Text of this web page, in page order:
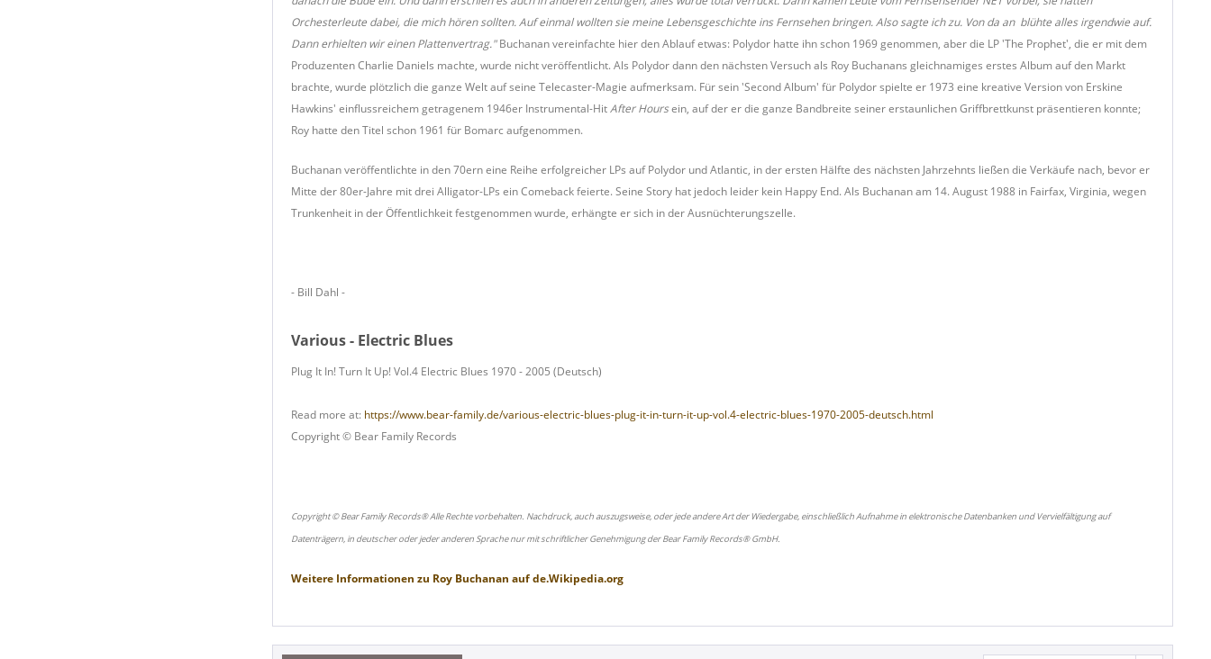
Orchesterleute dabei, die mich hören sollten. Auf einmal wollten sie meine Lebensgeschichte ins Fernsehen bringen. Also sagte ich zu. Von da an blühte alles irgendwie auf.
Dann erhielten wir einen Plattenvertrag."Buchanan vereinfachte hier den Ablauf etwas: Polydor hatte ihn schon 1969 genommen, aber die LP 'The Prophet', die er mit dem
Produzenten Charlie Daniels machte, wurde nicht veröffentlicht. Als Polydor dann den nächsten Versuch als Roy Buchanans gleichnamiges erstes Album auf den Markt
brachte, wurde plötzlich die ganze Welt auf seine Telecaster-Magie aufmerksam. Für sein 'Second Album' für Polydor spielte er 1973 eine kreative Version von Erskine
Hawkins' einflussreichem getragenem 1946er Instrumental-HitAfter Hoursein, auf der er die ganze Bandbreite seiner erstaunlichen Griffbrettkunst präsentieren konnte;
Roy hatte den Titel schon 1961 für Bomarc aufgenommen.
Buchanan veröffentlichte in den 70ern eine Reihe erfolgreicher LPs auf Polydor und Atlantic, in der ersten Hälfte des nächsten Jahrzehnts ließen die Verkäufe nach, bevor er
Mitte der 80er-Jahre mit drei Alligator-LPs ein Comeback feierte. Seine Story hat jedoch leider kein Happy End. Als Buchanan am 14. August 1988 in Fairfax, Virginia, wegen
Trunkenheit in der Öffentlichkeit festgenommen wurde, erhängte er sich in der Ausnüchterungszelle.
- Bill Dahl -
Various - Electric Blues
Plug It In! Turn It Up! Vol.4 Electric Blues 1970 - 2005 (Deutsch)
Read more at: https://www.bear-family.de/various-electric-blues-plug-it-in-turn-it-up-vol.4-electric-blues-1970-2005-deutsch.html
Copyright © Bear Family Records
Copyright © Bear Family Records® Alle Rechte vorbehalten. Nachdruck, auch auszugsweise, oder jede andere Art der Wiedergabe, einschließlich Aufnahme in elektronische Datenbanken und Vervielfältigung auf
Datenträgern, in deutscher oder jeder anderen Sprache nur mit schriftlicher Genehmigung der Bear Family Records® GmbH.
Weitere Informationen zu Roy Buchanan aufde.Wikipedia.org